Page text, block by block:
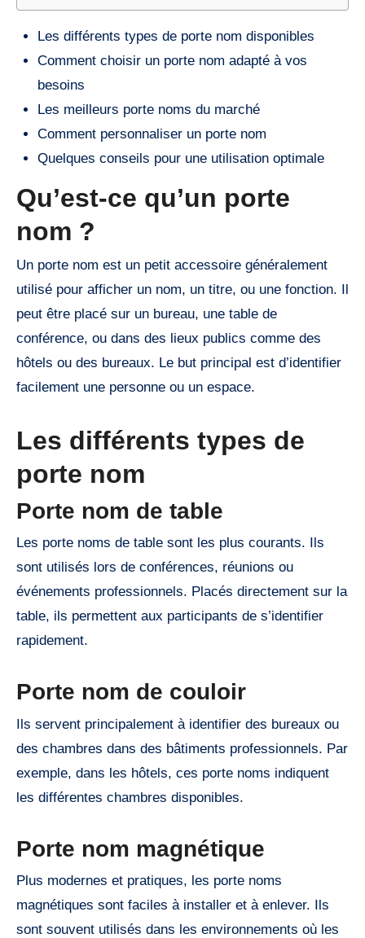
Les différents types de porte nom disponibles
Comment choisir un porte nom adapté à vos
besoins
Les meilleurs porte noms du marché
Comment personnaliser un porte nom
Quelques conseils pour une utilisation optimale
Qu’est-ce qu’un porte
nom ?
Un porte nom est un petit accessoire généralement
utilisé pour afficher un nom, un titre, ou une fonction. Il
peut être placé sur un bureau, une table de
conférence, ou dans des lieux publics comme des
hôtels ou des bureaux. Le but principal est d’identifier
facilement une personne ou un espace.
Les différents types de
porte nom
Porte nom de table
Les porte noms de table sont les plus courants. Ils
sont utilisés lors de conférences, réunions ou
événements professionnels. Placés directement sur la
table, ils permettent aux participants de s’identifier
rapidement.
Porte nom de couloir
Ils servent principalement à identifier des bureaux ou
des chambres dans des bâtiments professionnels. Par
exemple, dans les hôtels, ces porte noms indiquent
les différentes chambres disponibles.
Porte nom magnétique
Plus modernes et pratiques, les porte noms
magnétiques sont faciles à installer et à enlever. Ils
sont souvent utilisés dans les environnements où les